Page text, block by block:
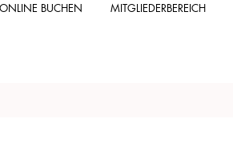
ONLINE BUCHEN MITGLIEDERBEREICH